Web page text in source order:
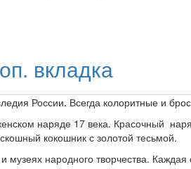
вкладка
России. Всегда колоритные и
наряде 17 века. Красочный
кокошник с золотой тесьмой.
народного творчества.